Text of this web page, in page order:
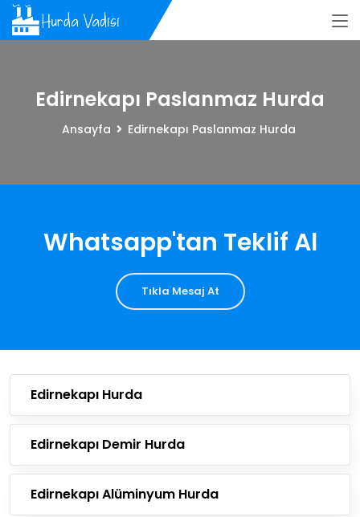
Edirnekapı Paslanmaz Hurda
Ansayfa Edirnekapı Paslanmaz Hurda
Whatsapp'tan Teklif Al
Tıkla Mesaj At
Edirnekapı Hurda
Edirnekapı Demir Hurda
Edirnekapı Alüminyum Hurda